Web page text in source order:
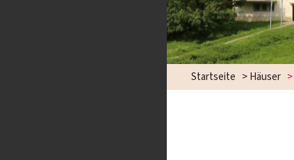
Startseite >Häuser >